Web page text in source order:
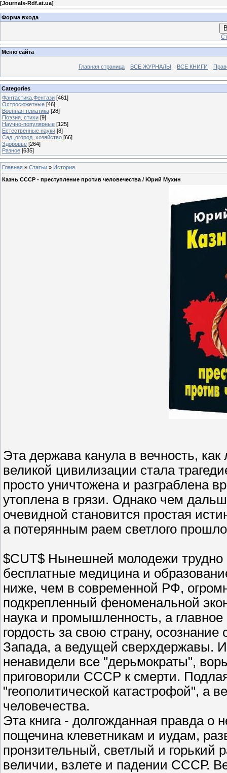
[Journals-Rdf.at.ua]
Форма входа
Меню сайта
Главная страница ВСЕ ЖУРНАЛЫ ВСЕ КНИГИ
Categories
Фантастика,Фентази [461]
Остросюжетные [46]
Военная тематика [28]
Поэзия, стихи [9]
Научно-популярные [125]
Естественные науки [8]
Сад ,огород ,хозяйство [66]
Здоровье [264]
Разное [635]
Главная » Статьи » История
Казнь СССР - преступление против человечества / Юрий Мухин
Эта держава канула в вечность,
великой цивилизации стала
просто уничтожена и разграблена
утоплена в грязи. Однако чем
очевидной становится простая
а потерянным раем светлого
$CUT$ Нынешней молодежи трудно
бесплатные медицина и
ниже, чем в современной РФ,
подкрепленный феноменальной
наука и промышленность, а главное
гордость за свою страну,
Запада, а ведущей сверхдержавы.
ненавидели все "дерьмократы",
приговорили СССР к смерти.
"геополитической катастрофой", а
человечества.
Эта книга - долгожданная правда о
пощечина клеветникам и иудам,
пронзительный, светлый и горький
величии, взлете и падении СССР.